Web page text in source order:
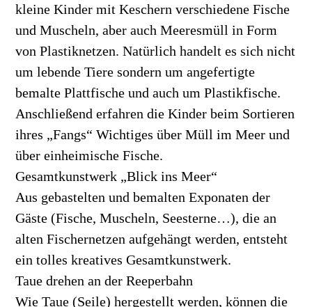
kleine Kinder mit Keschern verschiedene Fische
und Muscheln, aber auch Meeresmüll in Form
von Plastiknetzen. Natürlich handelt es sich nicht
um lebende Tiere sondern um angefertigte
bemalte Plattfische und auch um Plastikfische.
Anschließend erfahren die Kinder beim Sortieren
ihres „Fangs“ Wichtiges über Müll im Meer und
über einheimische Fische.
Gesamtkunstwerk „Blick ins Meer“
Aus gebastelten und bemalten Exponaten der
Gäste (Fische, Muscheln, Seesterne…), die an
alten Fischernetzen aufgehängt werden, entsteht
ein tolles kreatives Gesamtkunstwerk.
Taue drehen an der Reeperbahn
Wie Taue (Seile) hergestellt werden, können die